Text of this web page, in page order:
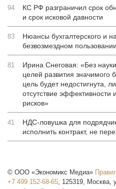
94
КС РФ разграничил срок
и срок исковой давности
83
Нюансы бухгалтерского и
безвозмездном
81
Ирина Снеговая: «Без
целей развития значимого
цель будет недостигнута,
отсутствие
рисков»
41
НДС-ловушка для
исполнить контракт, не
© ООО «Экономикс Медиа»
+7 499 152-68-65, 125319, Москва,